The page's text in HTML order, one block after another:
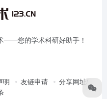
——您的学术科研好助手！
明 友链申请
分享网址/